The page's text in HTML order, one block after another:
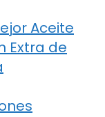
Aceite
Extra de